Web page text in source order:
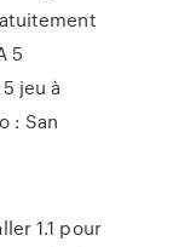
5
jeu à
: San
1.1 pour